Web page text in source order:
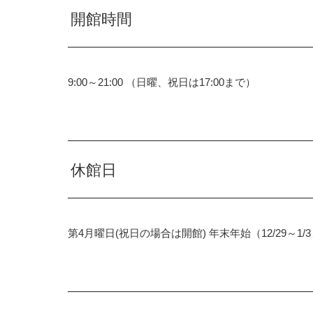
開館時間
9:00～21:00 （日曜、祝日は17:00まで）
休館日
第4月曜日(祝日の場合は開館) 年末年始（12/29～1/